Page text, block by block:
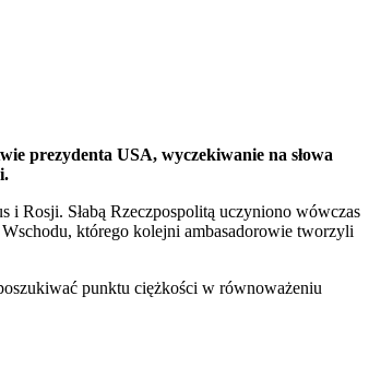
prezydenta USA, wyczekiwanie na słowa
Rosji. Słabą Rzeczpospolitą uczyniono wówczas
którego kolejni ambasadorowie tworzyli
punktu ciężkości w równoważeniu